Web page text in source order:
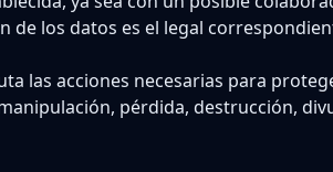
de los datos es el legal
las acciones necesarias para
pérdida, destrucción,